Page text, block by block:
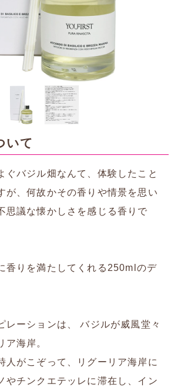
いて
ぐバジル畑なんて、体験したこと
が、何故かその香りや情景を思い
思議な懐かしさを感じる香りで
香りを満たしてくれる250mlのデ
レーションは、 バジルが威風堂々
ア海岸。
人がこぞって、リグーリア海岸に
やチンクエテッレに滞在し、イン